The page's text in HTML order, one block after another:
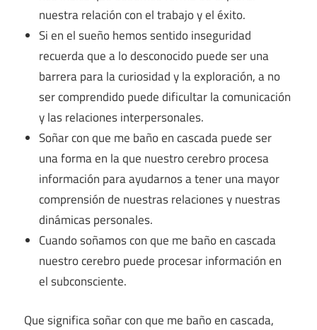
nuestra relación con el trabajo y el éxito.
Si en el sueño hemos sentido inseguridad
recuerda que a lo desconocido puede ser una
barrera para la curiosidad y la exploración, a no
ser comprendido puede dificultar la comunicación
y las relaciones interpersonales.
Soñar con que me baño en cascada puede ser
una forma en la que nuestro cerebro procesa
información para ayudarnos a tener una mayor
comprensión de nuestras relaciones y nuestras
dinámicas personales.
Cuando soñamos con que me baño en cascada
nuestro cerebro puede procesar información en
el subconsciente.
Que significa soñar con que me baño en cascada,